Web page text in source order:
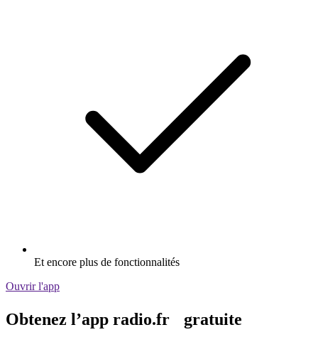
Et encore plus de fonctionnalités
Ouvrir l'app
Obtenez l’app radio.fr gratuite